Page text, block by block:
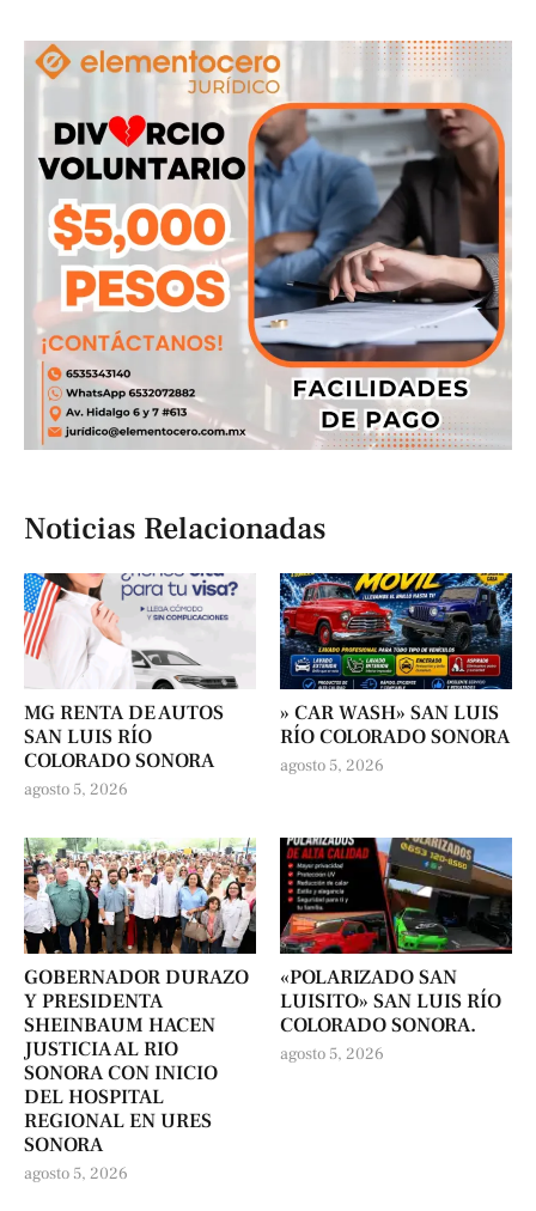
Noticias Relacionadas
MG RENTA DE AUTOS
SAN LUIS RÍO
COLORADO SONORA
agosto 5, 2026
» CAR WASH» SAN LUIS
RÍO COLORADO SONORA
agosto 5, 2026
GOBERNADOR DURAZO
Y PRESIDENTA
SHEINBAUM HACEN
JUSTICIA AL RIO
SONORA CON INICIO
DEL HOSPITAL
REGIONAL EN URES
SONORA
agosto 5, 2026
«POLARIZADO SAN
LUISITO» SAN LUIS RÍO
COLORADO SONORA.
agosto 5, 2026